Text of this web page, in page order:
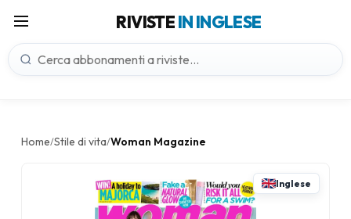
RIVISTEIN INGLESE
Home/Stile di vita/Woman Magazine
Inglese